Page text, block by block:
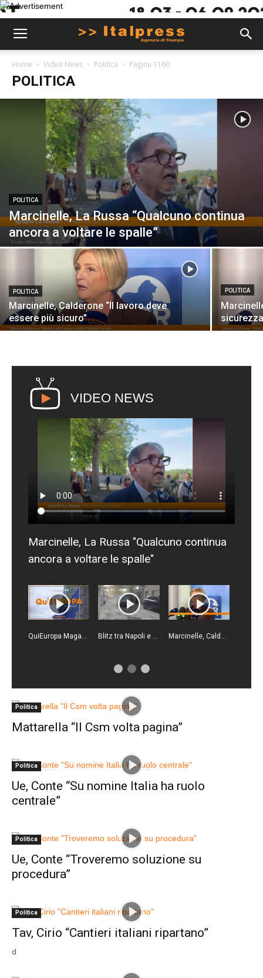
Home Video News Politica Pagina 1160
POLITICA
POLITICA
Marcinelle, La Russa “Qualcuno continua
ancora a voltare le spalle”
POLITICA
Marcinelle, Calderone “Il lavoro deve
essere più sicuro”
POLITICA
VIDEO NEWS
Marcinelle, La Russa "Qualcuno continua
ancora a voltare le spalle"
Politica
Mattarella “Il Csm volta pagina”
Politica
Ue, Conte “Su nomine Italia ha ruolo
centrale”
Politica
Ue, Conte “Troveremo soluzione su
procedura”
Politica
Tav, Cirio “Cantieri italiani ripartano”
d